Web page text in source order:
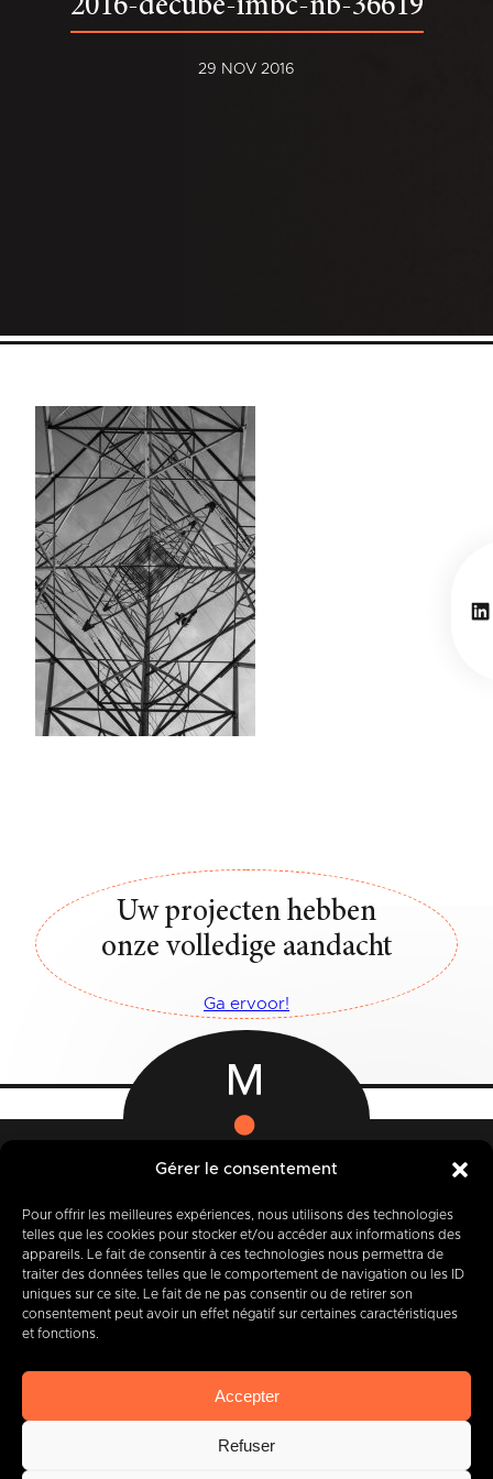
Gérer le consentement
Pour offrir les meilleures expériences, nous utilisons des technologies
telles que les cookies pour stocker et/ou accéder aux informations des
appareils. Le fait de consentir à ces technologies nous permettra de
traiter des données telles que le comportement de navigation ou les ID
uniques sur ce site. Le fait de ne pas consentir ou de retirer son
consentement peut avoir un effet négatif sur certaines caractéristiques
et fonctions.
Accepter
Refuser
2016-decube-imbc-nb-36619
29 NOV 2016
Uw projecten hebben
onze volledige aandacht
Ga ervoor!
7000 BERGEN
+32 (0) 65 39 95 70
info@imbc.be